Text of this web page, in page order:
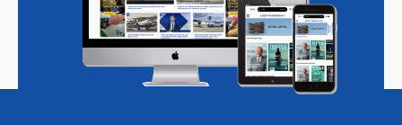
Magazine Podcasts Vacatures